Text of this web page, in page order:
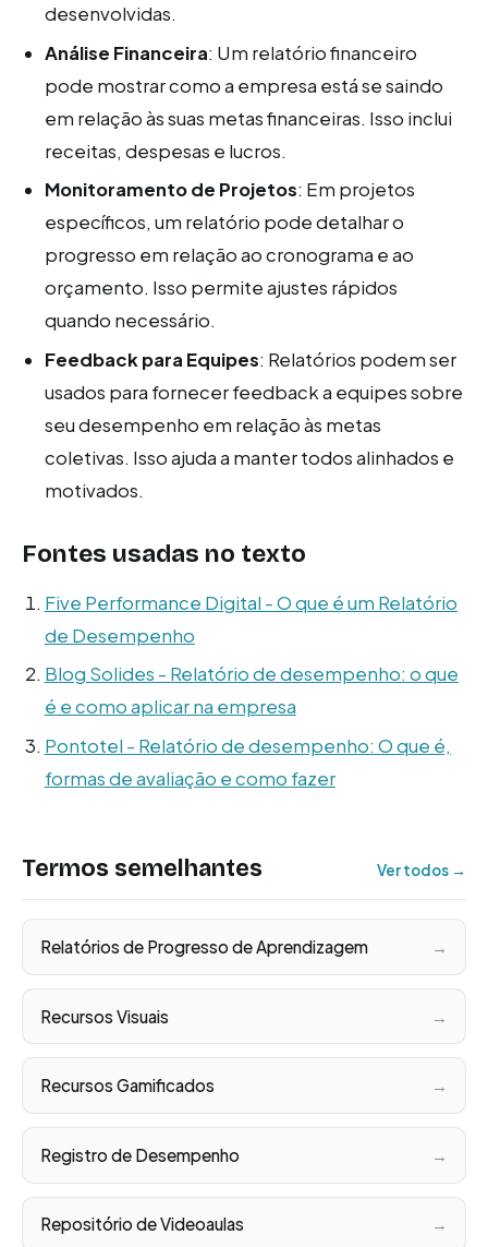
desenvolvidas.
Análise Financeira: Um relatório financeiro
pode mostrar como a empresa está se saindo
em relação às suas metas financeiras. Isso inclui
receitas, despesas e lucros.
Monitoramento de Projetos: Em projetos
específicos, um relatório pode detalhar o
progresso em relação ao cronograma e ao
orçamento. Isso permite ajustes rápidos
quando necessário.
Feedback para Equipes: Relatórios podem ser
usados para fornecer feedback a equipes sobre
seu desempenho em relação às metas
coletivas. Isso ajuda a manter todos alinhados e
motivados.
Fontes usadas no texto
Five Performance Digital - O que é um Relatório
de Desempenho
Blog Solides - Relatório de desempenho: o que
é e como aplicar na empresa
Pontotel - Relatório de desempenho: O que é,
formas de avaliação e como fazer
Termos semelhantes Ver todos →
Relatórios de Progresso de Aprendizagem →
Recursos Visuais →
Recursos Gamificados →
Registro de Desempenho →
Repositório de Videoaulas →